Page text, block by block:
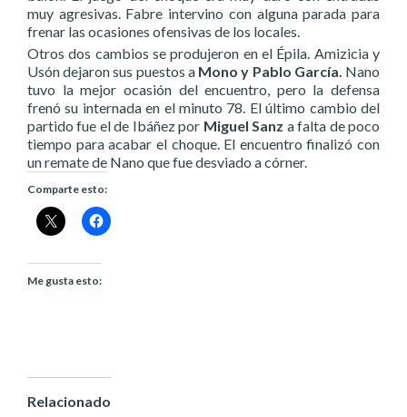
muy agresivas. Fabre intervino con alguna parada para
frenar las ocasiones ofensivas de los locales.
Otros dos cambios se produjeron en el Épila. Amizicia y
Usón dejaron sus puestos a Mono y Pablo García. Nano
tuvo la mejor ocasión del encuentro, pero la defensa
frenó su internada en el minuto 78. El último cambio del
partido fue el de Ibáñez por Miguel Sanz a falta de poco
tiempo para acabar el choque. El encuentro finalizó con
un remate de Nano que fue desviado a córner.
Comparte esto:
Me gusta esto:
Relacionado